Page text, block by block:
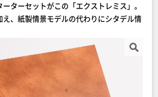
ターセットがこの「エクストレミス」。
え、紙製情景モデルの代わりにシタデル情